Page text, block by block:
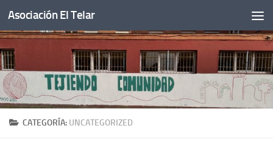
Saltar al contenido
Asociación El Telar
CATEGORÍA: UNCATEGORIZED